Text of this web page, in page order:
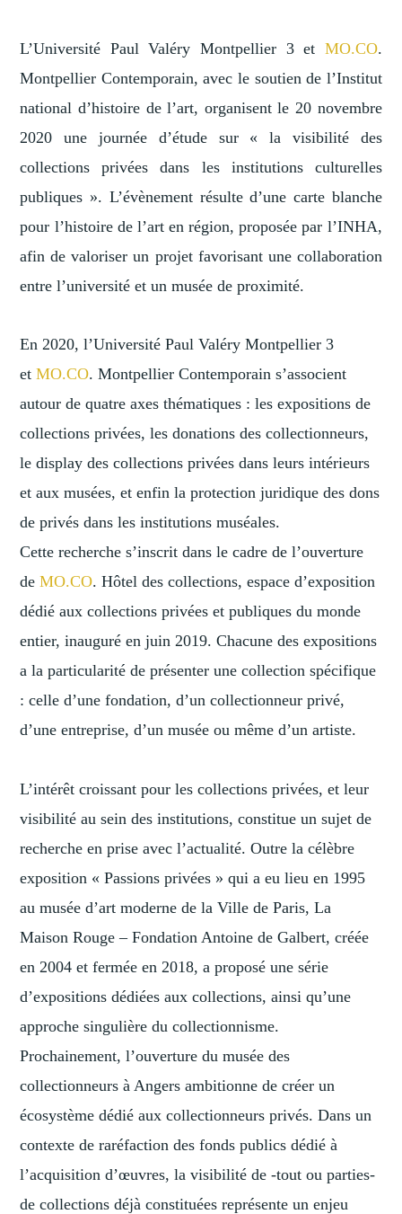
L’Université Paul Valéry Montpellier 3 et MO.CO.
Montpellier Contemporain, avec le soutien de l’Institut
national d’histoire de l’art, organisent le 20 novembre
2020 une journée d’étude sur « la visibilité des
collections privées dans les institutions culturelles
publiques ». L’évènement résulte d’une carte blanche
pour l’histoire de l’art en région, proposée par l’INHA,
afin de valoriser un projet favorisant une collaboration
entre l’université et un musée de proximité.
En 2020, l’Université Paul Valéry Montpellier 3
etMO.CO. Montpellier Contemporain s’associent
autour de quatre axes thématiques : les expositions de
collections privées, les donations des collectionneurs,
le display des collections privées dans leurs intérieurs
et aux musées, et enfin la protection juridique des dons
de privés dans les institutions muséales.
Cette recherche s’inscrit dans le cadre de l’ouverture
deMO.CO. Hôtel des collections, espace d’exposition
dédié aux collections privées et publiques du monde
entier, inauguré en juin 2019. Chacune des expositions
a la particularité de présenter une collection spécifique
: celle d’une fondation, d’un collectionneur privé,
d’une entreprise, d’un musée ou même d’un artiste.
L’intérêt croissant pour les collections privées, et leur
visibilité au sein des institutions, constitue un sujet de
recherche en prise avec l’actualité. Outre la célèbre
exposition « Passions privées » qui a eu lieu en 1995
au musée d’art moderne de la Ville de Paris, La
Maison Rouge – Fondation Antoine de Galbert, créée
en 2004 et fermée en 2018, a proposé une série
d’expositions dédiées aux collections, ainsi qu’une
approche singulière du collectionnisme.
Prochainement, l’ouverture du musée des
collectionneurs à Angers ambitionne de créer un
écosystème dédié aux collectionneurs privés. Dans un
contexte de raréfaction des fonds publics dédié à
l’acquisition d’œuvres, la visibilité de -tout ou parties-
de collections déjà constituées représente un enjeu